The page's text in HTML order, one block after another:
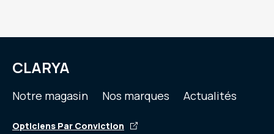
CLARYA
Notre magasin Nos marques Actualités
Opticiens Par Conviction